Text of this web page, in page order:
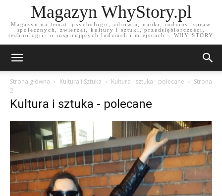
Magazyn WhyStory.pl
Magazyn na temat: psychologii, zdrowia, nauki, rodziny, spraw
społecznych, zwierząt, kultury i sztuki, przedsiębiorczości,
technologii– o inspirujących ludziach i miejscach – WHY STORY
Strona główna Kultura i Sztuka Kultura i sztuka - polecane
Strona
2
Kultura i sztuka - polecane